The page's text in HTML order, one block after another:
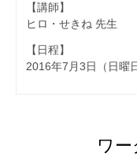
【講師】
ヒロ・せきね 先生
【日程】
2016年7月3日（日曜
ワ